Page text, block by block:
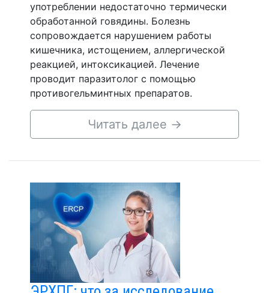
употреблении недостаточно термически
обработанной говядины. Болезнь
сопровождается нарушением работы
кишечника, истощением, аллергической
реакцией, интоксикацией. Лечение
проводит паразитолог с помощью
противогельминтных препаратов.
Читать далее →